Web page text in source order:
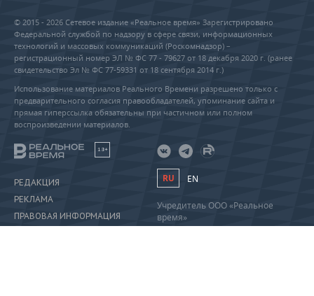
© 2015 - 2026 Сетевое издание «Реальное время» Зарегистрировано
Федеральной службой по надзору в сфере связи, информационных
технологий и массовых коммуникаций (Роскомнадзор) –
регистрационный номер ЭЛ № ФС 77 - 79627 от 18 декабря 2020 г. (ранее
свидетельство Эл № ФС 77-59331 от 18 сентября 2014 г.)
Использование материалов Реального Времени разрешено только с
предварительного согласия правообладателей, упоминание сайта и
прямая гиперссылка обязательны при частичном или полном
воспроизведении материалов.
18+
РЕДАКЦИЯ
РЕКЛАМА
ПРАВОВАЯ ИНФОРМАЦИЯ
RU EN
Учредитель ООО «Реальное
время»
Главный редактор Саушина А.А.